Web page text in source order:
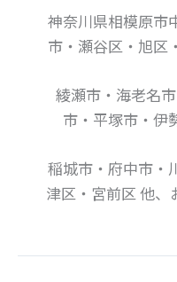
神奈川県相模原市
市・瀬谷区・旭区
綾瀬市・海老名
市・平塚市・伊
稲城市・府中市・
津区・宮前区 他、